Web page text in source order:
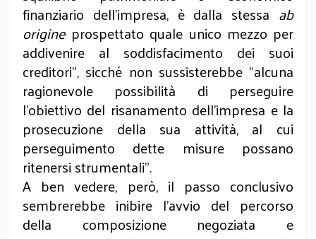
finanziario dell’impresa, è dalla stessa ab
origine prospettato quale unico mezzo per
addivenire al soddisfacimento dei suoi
creditori”, sicché non sussisterebbe “alcuna
ragionevole possibilità di perseguire
l’obiettivo del risanamento dell’impresa e la
prosecuzione della sua attività, al cui
perseguimento dette misure possano
ritenersi strumentali”.
A ben vedere, però, il passo conclusivo
sembrerebbe inibire l’avvio del percorso
della composizione negoziata e